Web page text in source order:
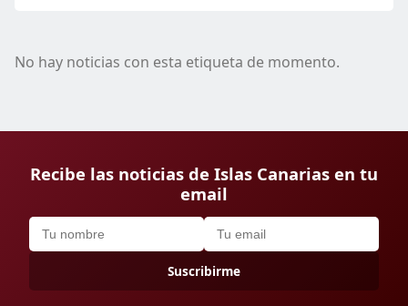
No hay noticias con esta etiqueta de momento.
Recibe las noticias de Islas Canarias en tu
email
Suscribirme